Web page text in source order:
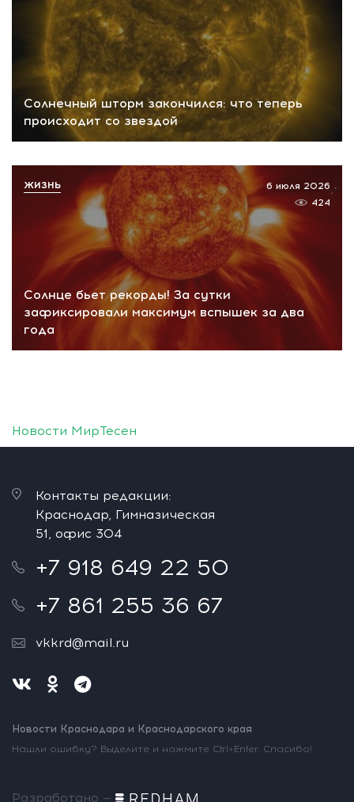
Солнечный шторм закончился: что теперь
происходит со звездой
Солнце бьет рекорды! За сутки
зафиксировали максимум вспышек за два
года
6 июля 2026
424
ЖИЗНЬ
Новости МирТесен
Контакты редакции:
Краснодар, Гимназическая
51, офис 304
+7 918 649 22 50
+7 861 255 36 67
vkkrd@mail.ru
Новости Краснодара и Краснодарского края
Нашли ошибку? Выделите и нажмите Ctrl+Enter. Спасибо!
Разработано —